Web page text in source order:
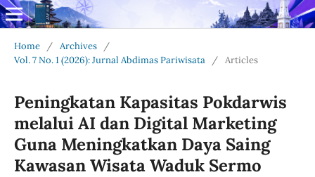
Home / Archives
/
Vol. 7 No. 1 (2026): Jurnal Abdimas Pariwisata
/ Articles
Peningkatan Kapasitas Pokdarwis
melalui AI dan Digital Marketing
Guna Meningkatkan Daya Saing
Kawasan Wisata Waduk Sermo